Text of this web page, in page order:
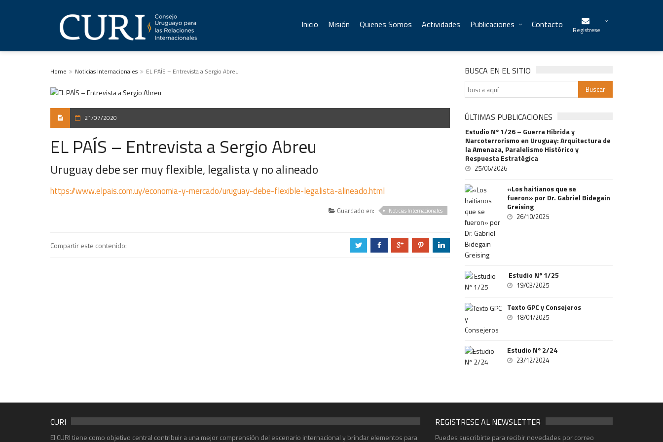
Inicio Misión Quienes Somos Actividades Publicaciones Contacto Registrese
Home Noticias Internacionales EL PAÍS – Entrevista a Sergio Abreu
21/07/2020
EL PAÍS – Entrevista a Sergio Abreu
Uruguay debe ser muy flexible, legalista y no alineado
https://www.elpais.com.uy/economia-y-mercado/uruguay-debe-flexible-legalista-alineado.html
Guardado en: Noticias Internacionales
Compartir este contenido: a b c d j
BUSCA EN EL SITIO
ÚLTIMAS PUBLICACIONES
Estudio Nº 1/26 – Guerra Hibrida y
Narcoterrorismo en Uruguay: Arquitectura de
la Amenaza, Paralelismo Histórico y
Respuesta Estratégica
25/06/2026
«Los haitianos que se
fueron» por Dr. Gabriel Bidegain
Greising
26/10/2025
Estudio Nº 1/25
19/03/2025
Texto GPC y Consejeros
18/01/2025
Estudio Nº 2/24
23/12/2024
CURI
El CURI tiene como objetivo central contribuir a una mejor comprensión del escenario internacional y brindar elementos para
REGISTRESE AL NEWSLETTER
Puedes suscribirte para recibir novedades por correo